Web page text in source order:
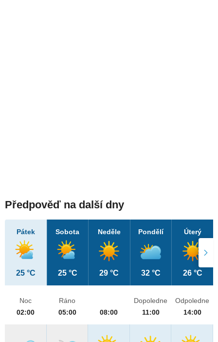
Předpověď na další dny
Pátek
25 °C
Sobota
25 °C
Neděle
29 °C
Pondělí
32 °C
Úterý
26 °C
Noc
02:00
Ráno
05:00
08:00
Dopoledne
11:00
Odpoledne
14:00